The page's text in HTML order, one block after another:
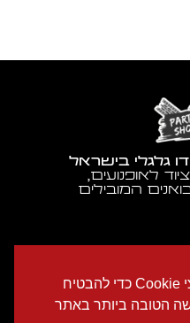
גלגלי בישראל
לאופנועים,
המובילים
אתר זה משתמש בקובצי Cookie כדי להבטיח
הטובה ביותר באתר